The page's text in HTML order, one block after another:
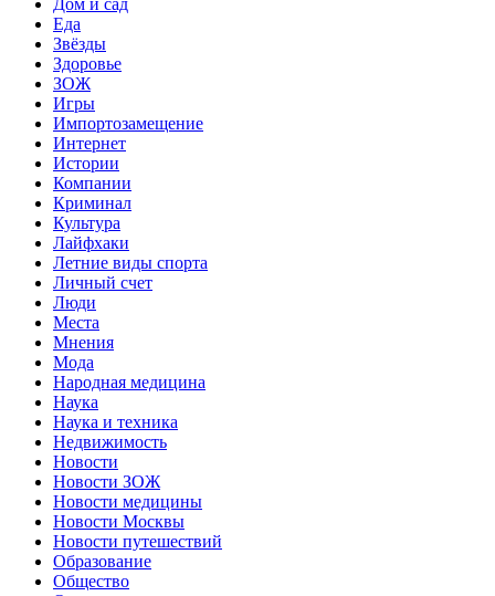
Дом и сад
Еда
Звёзды
Здоровье
ЗОЖ
Игры
Импортозамещение
Интернет
Истории
Компании
Криминал
Культура
Лайфхаки
Летние виды спорта
Личный счет
Люди
Места
Мнения
Мода
Народная медицина
Наука
Наука и техника
Недвижимость
Новости
Новости ЗОЖ
Новости медицины
Новости Москвы
Новости путешествий
Образование
Общество